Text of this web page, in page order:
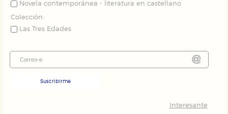
Novela contemporánea - literatura en castellano
Colección:
Las Tres Edades
Suscribirme
Interesante